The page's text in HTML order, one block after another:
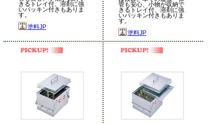
きるトレイ付、溶剤に強
いパッキン付きもありま
す。
塗料JP
管も安心、小物が収納で
きるトレイ付、溶剤に強
いパッキン付きもありま
す。
塗料JP